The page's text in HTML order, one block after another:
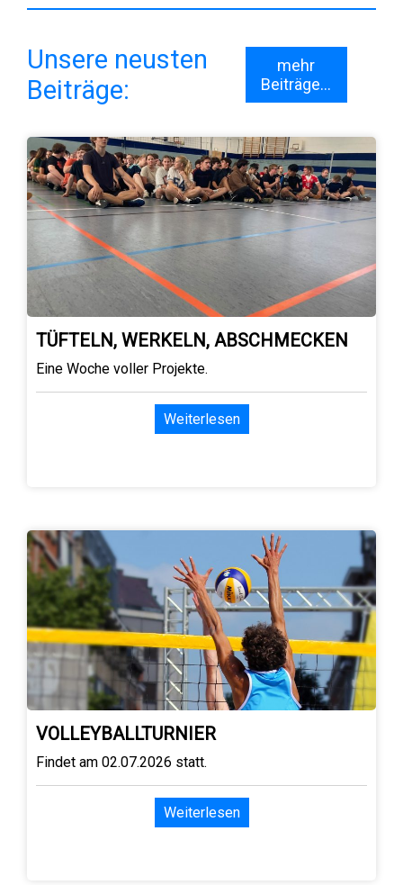
Unsere neusten
Beiträge:
mehr
Beiträge...
TÜFTELN, WERKELN, ABSCHMECKEN
Eine Woche voller Projekte.
Weiterlesen
VOLLEYBALLTURNIER
Findet am 02.07.2026 statt.
Weiterlesen